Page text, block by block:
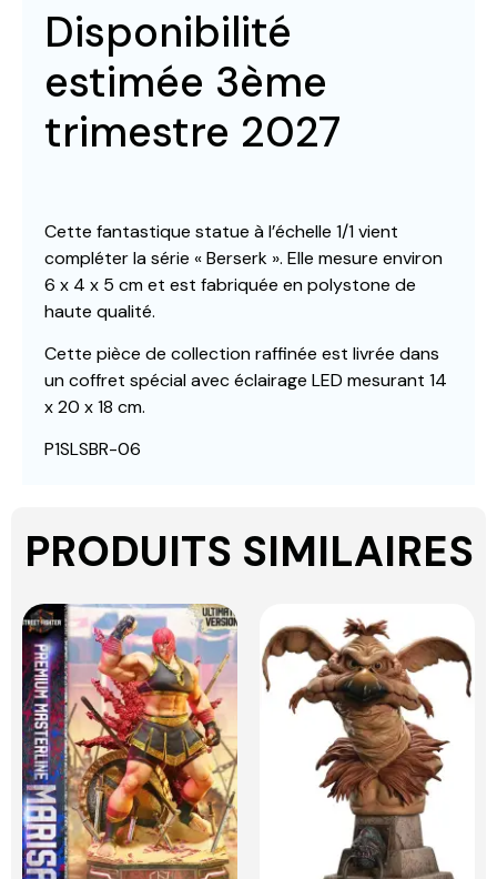
Disponibilité
estimée 3ème
trimestre 2027
Cette fantastique statue à l’échelle 1/1 vient
compléter la série « Berserk ». Elle mesure environ
6 x 4 x 5 cm et est fabriquée en polystone de
haute qualité.
Cette pièce de collection raffinée est livrée dans
un coffret spécial avec éclairage LED mesurant 14
x 20 x 18 cm.
P1SLSBR-06
PRODUITS SIMILAIRES